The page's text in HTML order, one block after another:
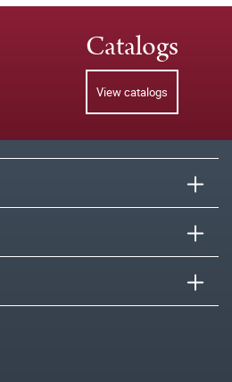
Catalogs
View catalogs